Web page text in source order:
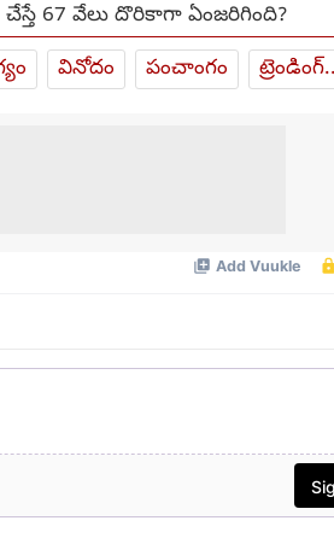
67 వేలు దొరికాగా ఏంజరిగింది?
వినోదం పంచాంగం ట్రెండింగ్..